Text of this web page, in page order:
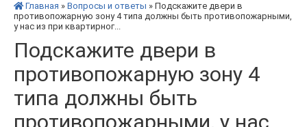
Главная » Вопросы и ответы » Подскажите двери в
противопожарную зону 4 типа должны быть противопожарными,
у нас из при квартирног...
Подскажите двери в
противопожарную зону 4
типа должны быть
противопожарными, у нас